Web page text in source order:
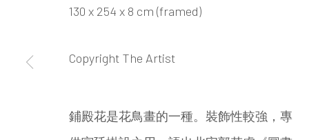
INKstudio 墨齋
北京
地址：中国北京市朝阳区机场辅路草场地艺术
130 x 254 x 8 cm (framed)
Copyright The Artist
鋪殿花是花鳥畫的一種。裝飾性較強，專